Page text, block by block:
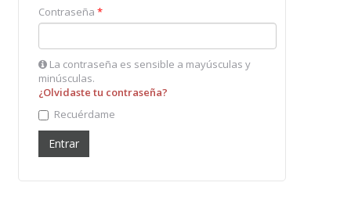
Contraseña *
minúsculas.
¿Olvidaste tu contraseña?
Recuérdame